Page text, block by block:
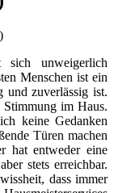
unweigerlich
Menschen ist ein
und zuverlässig ist.
im Haus.
keine Gedanken
Türen machen
hat entweder eine
stets erreichbar.
dass immer